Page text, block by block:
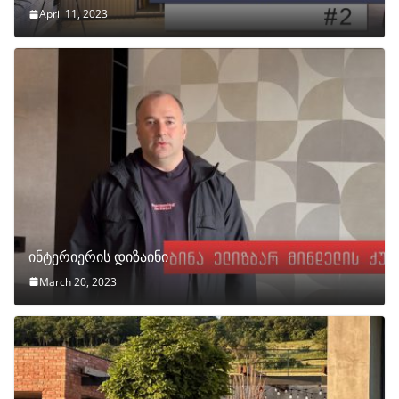
April 11, 2023
ინტერიერის დიზაინი
March 20, 2023